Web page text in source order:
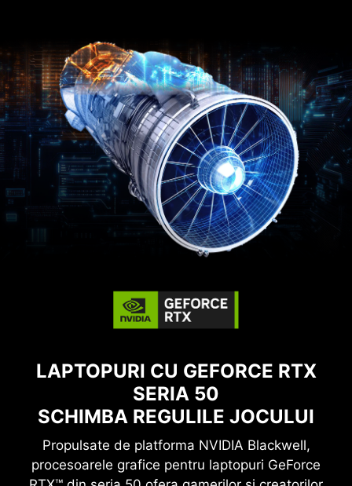
LAPTOPURI CU GEFORCE RTX
SERIA 50
SCHIMBA REGULILE JOCULUI
Propulsate de platforma NVIDIA Blackwell,
procesoarele grafice pentru laptopuri GeForce